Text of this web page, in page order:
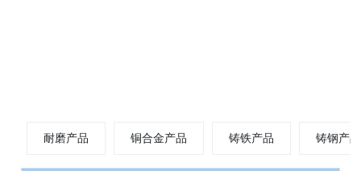
耐磨产品 铜合金产品 铸铁产品 铸钢产品